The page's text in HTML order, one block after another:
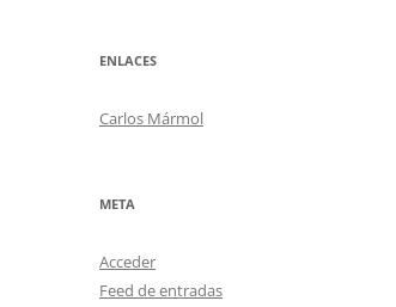
ENLACES
Carlos Mármol
META
Acceder
Feed de entradas